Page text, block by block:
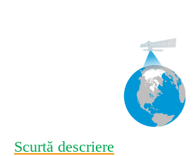
Scurtă descriere